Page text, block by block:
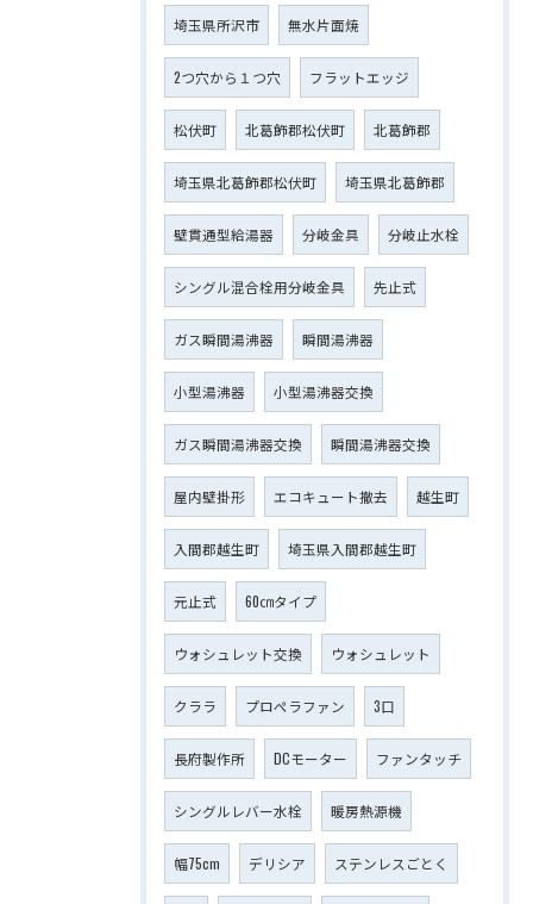
埼玉県所沢市 無水片面焼
2つ穴から１つ穴 フラットエッジ
松伏町 北葛飾郡松伏町 北葛飾郡
埼玉県北葛飾郡松伏町 埼玉県北葛飾郡
壁貫通型給湯器 分岐金具 分岐止水栓
シングル混合栓用分岐金具 先止式
ガス瞬間湯沸器 瞬間湯沸器
小型湯沸器 小型湯沸器交換
ガス瞬間湯沸器交換 瞬間湯沸器交換
屋内壁掛形 エコキュート撤去 越生町
入間郡越生町 埼玉県入間郡越生町
元止式 60㎝タイプ
ウォシュレット交換 ウォシュレット
クララ プロペラファン 3口
長府製作所 DCモーター ファンタッチ
シングルレバー水栓 暖房熱源機
幅75cm デリシア ステンレスごとく